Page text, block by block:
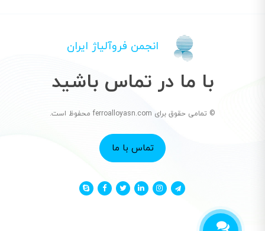
انجمن فروآلیاژ ایران
با ما در تماس باشید
© تمامی حقوق برای ferroalloyasn.com محفوظ است.
تماس با ما